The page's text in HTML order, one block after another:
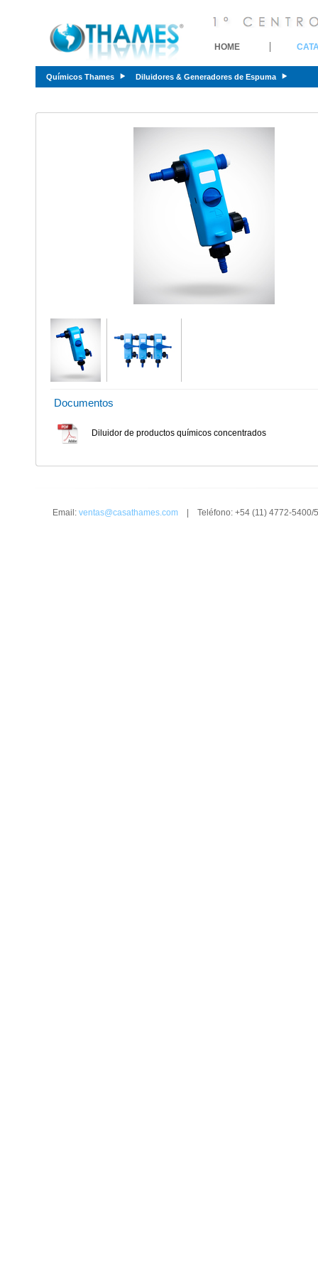
HOME
Químicos Thames Diluidores & Generadores de Espuma
Documentos
Diluidor de productos químicos concentrados
Email: ventas@casathames.com| Teléfono: +54 (11) 4772-